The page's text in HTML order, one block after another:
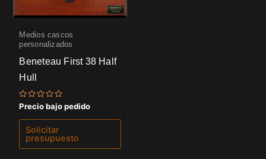
Medios cascos
personalizados
Beneteau First 38 Half
Hull
Valorado
con
0
de
Precio bajo pedido
Solicitar
presupuesto